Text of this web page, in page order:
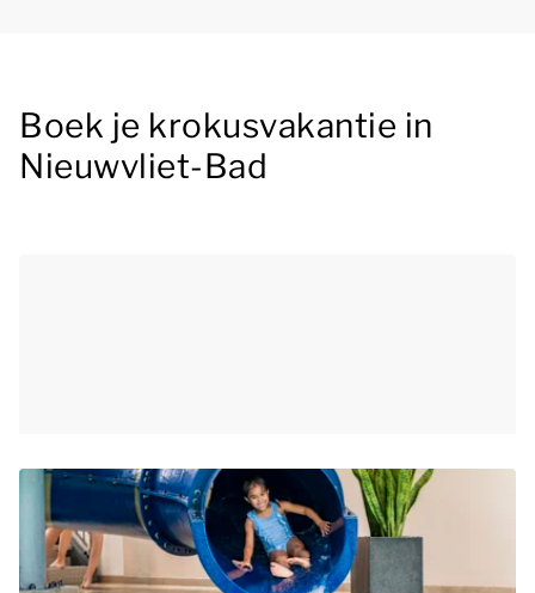
Boek je krokusvakantie in
Nieuwvliet-Bad